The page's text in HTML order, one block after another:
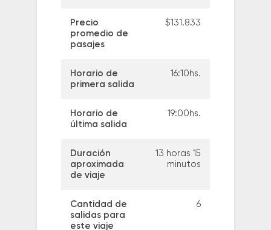
Precio
promedio de
pasajes
$131.833
Horario de
primera salida
16:10hs.
Horario de
última salida
19:00hs.
Duración
aproximada
de viaje
13 horas 15
minutos
Cantidad de
salidas para
este viaje
6